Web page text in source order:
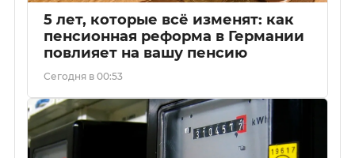
5 лет, которые всё изменят: как
пенсионная реформа в Германии
повлияет на вашу пенсию
Сегодня в 00:53